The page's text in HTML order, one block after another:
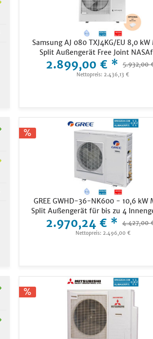
Samsung AJ 080 TXJ4KG/EU 8,0
Split Außengerät Free Joint
2.899,00 € * 5.932,00
Nettopreis: 2.436,13 €
GREE GWHD-36-NK600 - 10,6 kW
Split Außengerät für bis zu 4
2.970,24 € * 4.427,00
Nettopreis: 2.496,00 €